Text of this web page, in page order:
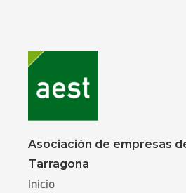
Asociación de empresas
Tarragona
Inicio